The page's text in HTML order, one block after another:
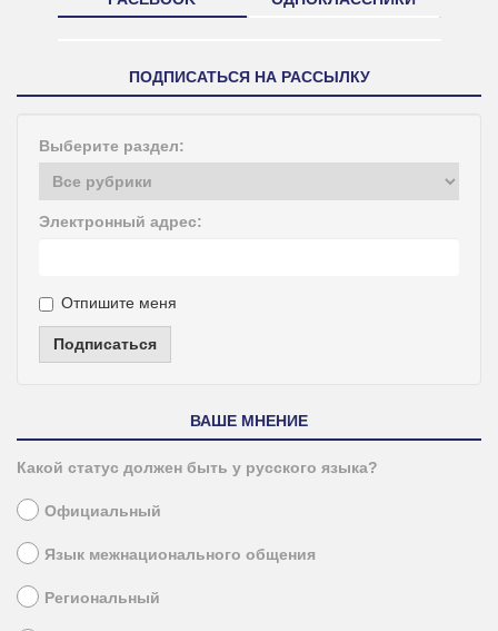
ПОДПИСАТЬСЯ НА РАССЫЛКУ
Выберите раздел:
Электронный адрес:
Отпишите меня
Подписаться
ВАШЕ МНЕНИЕ
Какой статус должен быть у русского языка?
Официальный
Язык межнационального общения
Региональный